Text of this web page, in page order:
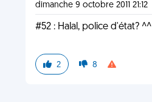
dimanche 9 octobre 2011 21:12
#52 : Halal, police d'état? ^^
2 8